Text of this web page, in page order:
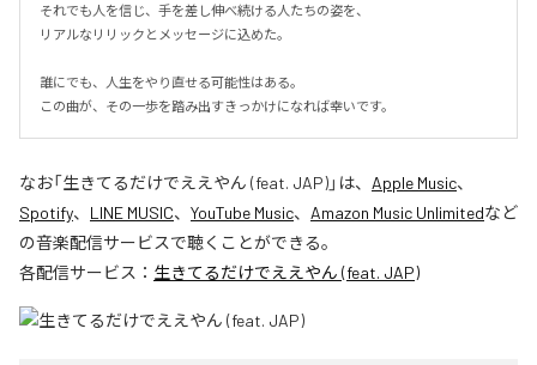
それでも人を信じ、手を差し伸べ続ける人たちの姿を、
リアルなリリックとメッセージに込めた。
誰にでも、人生をやり直せる可能性はある。
この曲が、その一歩を踏み出すきっかけになれば幸いです。
なお「生きてるだけでええやん (feat. JAP)」は、 Apple Music、
Spotify、 LINE MUSIC、 YouTube Music、 Amazon Music Unlimitedなど
の音楽配信サービスで聴くことができる。
各配信サービス： 生きてるだけでええやん (feat. JAP)